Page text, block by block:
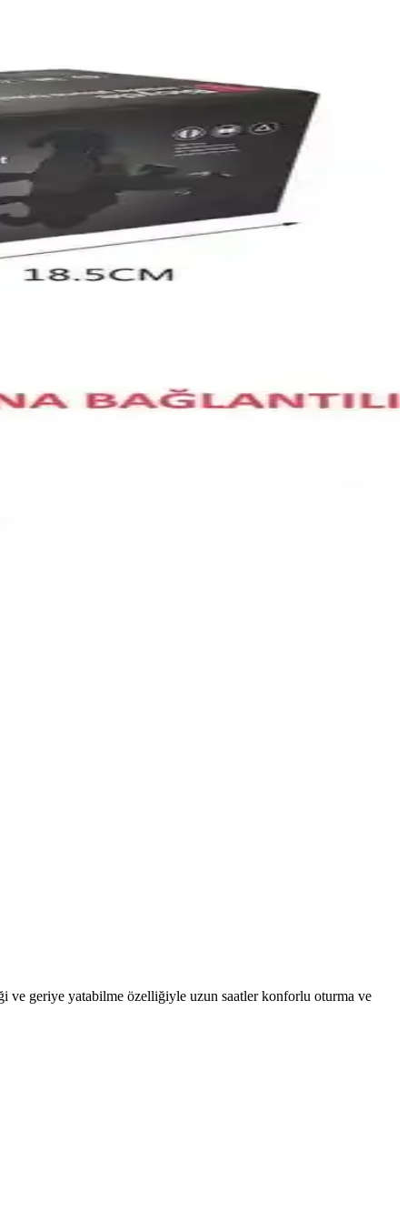
ve kullanım amacı incelenir; malzeme ve ağırlık farkları, renk
ve güvenlik özelliklerini kullanıcı yorumlarıyla birlikte
yorumları ve güvenlik seviyeleri detaylı inceleniyor.
ve şıklık katar.
ve geriye yatabilme özelliğiyle uzun saatler konforlu oturma ve